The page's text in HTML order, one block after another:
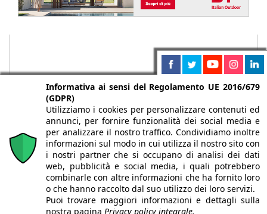
Chi siamo Autori Per la tua pubblicità
Iscriviti alla
newsletter
Informativa ai sensi del Regolamento UE 2016/679
(GDPR)
Utilizziamo i cookies per personalizzare contenuti ed
annunci, per fornire funzionalità dei social media e
per analizzare il nostro traffico. Condividiamo inoltre
informazioni sul modo in cui utilizza il nostro sito con
i nostri partner che si occupano di analisi dei dati
web, pubblicità e social media, i quali potrebbero
combinarle con altre informazioni che ha fornito loro
o che hanno raccolto dal suo utilizzo dei loro servizi.
Puoi trovare maggiori informazioni e dettagli sulla
nostra pagina Privacy policy integrale.